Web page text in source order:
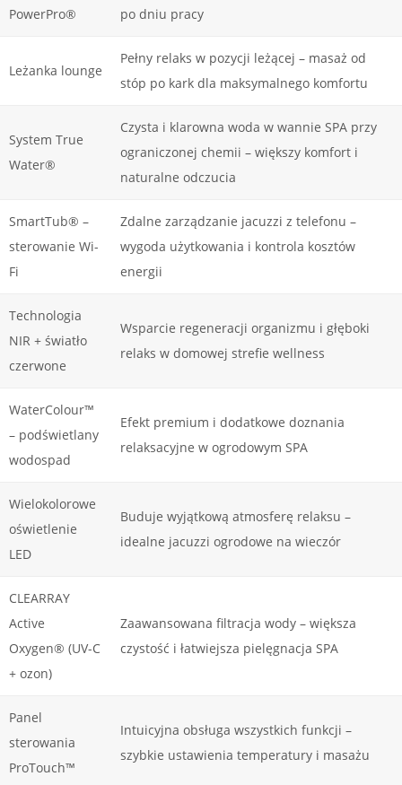
PowerPro® po dniu pracy
Leżanka lounge
Pełny relaks w pozycji leżącej – masaż od
stóp po kark dla maksymalnego komfortu
System True
Water®
Czysta i klarowna woda w wannie SPA przy
ograniczonej chemii – większy komfort i
naturalne odczucia
SmartTub® –
sterowanie Wi-
Fi
Zdalne zarządzanie jacuzzi z telefonu –
wygoda użytkowania i kontrola kosztów
energii
Technologia
NIR + światło
czerwone
Wsparcie regeneracji organizmu i głęboki
relaks w domowej strefie wellness
WaterColour™
– podświetlany
wodospad
Efekt premium i dodatkowe doznania
relaksacyjne w ogrodowym SPA
Wielokolorowe
oświetlenie
LED
Buduje wyjątkową atmosferę relaksu –
idealne jacuzzi ogrodowe na wieczór
CLEARRAY
Active
Oxygen® (UV-C
+ ozon)
Zaawansowana filtracja wody – większa
czystość i łatwiejsza pielęgnacja SPA
Panel
sterowania
ProTouch™
Intuicyjna obsługa wszystkich funkcji –
szybkie ustawienia temperatury i masażu